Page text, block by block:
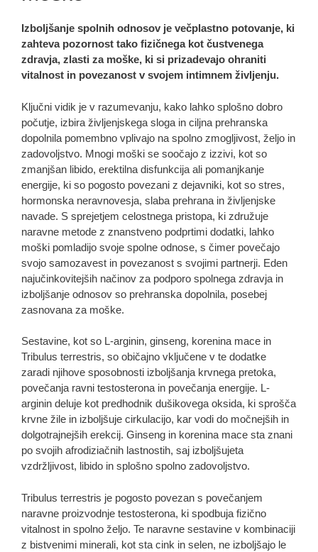
Izboljšanje spolnih odnosov je večplastno potovanje, ki
zahteva pozornost tako fizičnega kot čustvenega
zdravja, zlasti za moške, ki si prizadevajo ohraniti
vitalnost in povezanost v svojem intimnem življenju.
Ključni vidik je v razumevanju, kako lahko splošno dobro
počutje, izbira življenjskega sloga in ciljna prehranska
dopolnila pomembno vplivajo na spolno zmogljivost, željo in
zadovoljstvo. Mnogi moški se soočajo z izzivi, kot so
zmanjšan libido, erektilna disfunkcija ali pomanjkanje
energije, ki so pogosto povezani z dejavniki, kot so stres,
hormonska neravnovesja, slaba prehrana in življenjske
navade. S sprejetjem celostnega pristopa, ki združuje
naravne metode z znanstveno podprtimi dodatki, lahko
moški pomladijo svoje spolne odnose, s čimer povečajo
svojo samozavest in povezanost s svojimi partnerji. Eden
najučinkovitejših načinov za podporo spolnega zdravja in
izboljšanje odnosov so prehranska dopolnila, posebej
zasnovana za moške.
Sestavine, kot so L-arginin, ginseng, korenina mace in
Tribulus terrestris, so običajno vključene v te dodatke
zaradi njihove sposobnosti izboljšanja krvnega pretoka,
povečanja ravni testosterona in povečanja energije. L-
arginin deluje kot predhodnik dušikovega oksida, ki sprošča
krvne žile in izboljšuje cirkulacijo, kar vodi do močnejših in
dolgotrajnejših erekcij. Ginseng in korenina mace sta znani
po svojih afrodiziačnih lastnostih, saj izboljšujeta
vzdržljivost, libido in splošno spolno zadovoljstvo.
Tribulus terrestris je pogosto povezan s povečanjem
naravne proizvodnje testosterona, ki spodbuja fizično
vitalnost in spolno željo. Te naravne sestavine v kombinaciji
z bistvenimi minerali, kot sta cink in selen, ne izboljšajo le